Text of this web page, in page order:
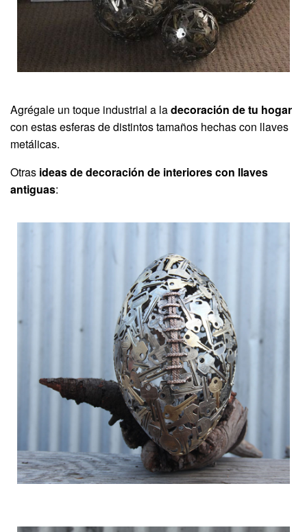
Agrégale un toque industrial a ladecoración de tu hogar
con estas esferas de distintos tamaños hechas con llaves
metálicas.
Otras ideas de decoración de interiores con llaves
antiguas: